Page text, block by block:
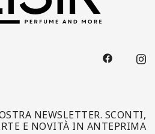
NEWSLETTER. SCONTI,
E NOVITÀ IN ANTEPRIMA